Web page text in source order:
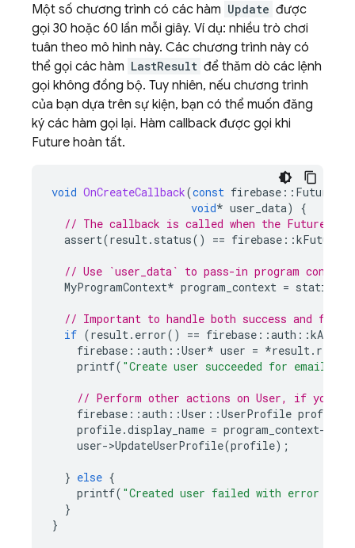
Một số chương trình có các hàm Update được
gọi 30 hoặc 60 lần mỗi giây. Ví dụ: nhiều trò chơi
tuân theo mô hình này. Các chương trình này có
thể gọi các hàm LastResult để thăm dò các lệnh
gọi không đồng bộ. Tuy nhiên, nếu chương trình
của bạn dựa trên sự kiện, bạn có thể muốn đăng
ký các hàm gọi lại. Hàm callback được gọi khi
Future hoàn tất.
void OnCreateCallback(const firebase ::
void* user_data)
{
// The callback is called when the Future
assert(result. status() == firebase ::
// Use `user_data` to pass-in program
MyProgramContext* program_context =
// Important to handle both success and
if (result. error() == firebase ::auth ::
firebase ::auth ::User* user = *result. result
printf( "Create user succeeded for email %s
// Perform other actions on User, if you
firebase ::auth ::User ::UserProfile profile
profile.display_name = program_context-
user->UpdateUserProfile(profile);
} else {
printf( "Created user failed with error '%s'
}
}